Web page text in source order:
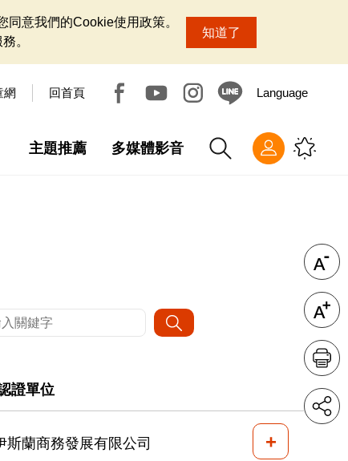
意我們的Cookie使用政策。
。
知道了
網 回首頁 Language
主題推薦 多媒體影音
證單位
斯蘭商務發展有限公司 +